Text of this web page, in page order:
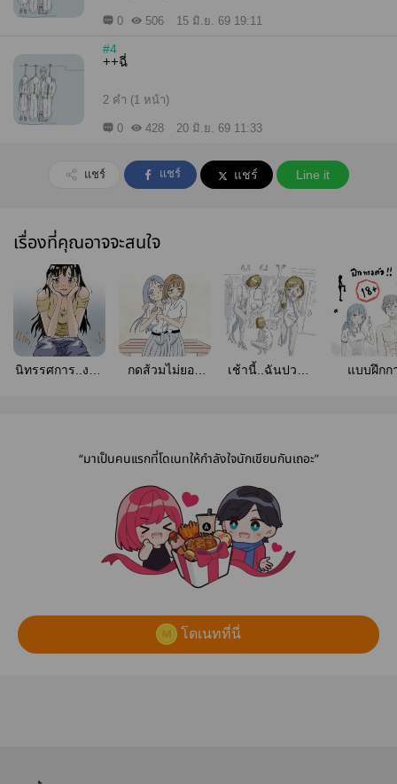
0 506 15 มิ.ย. 69 19:11
#4
++ฉี่
2 คำ (1 หน้า)
0 428 20 มิ.ย. 69 11:33
แชร์ แชร์ แชร์ Line it
เรื่องที่คุณอาจจะสนใจ
นิทรรศการ..งาน
กดส้วมไม่ยอม
เช้านี้..ฉันปวดขี้
แบบฝึกก
“มาเป็นคนแรกที่โดเนทให้กำลังใจนักเขียนกันเถอะ”
โดเนทที่นี่